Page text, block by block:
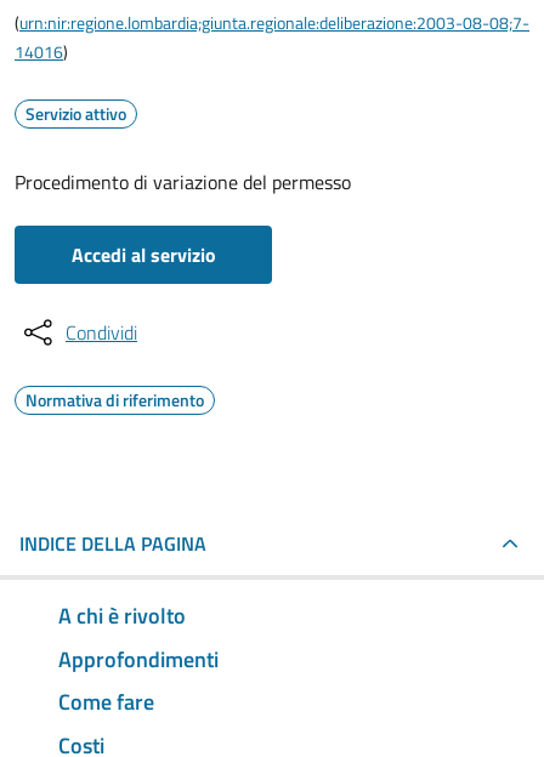
(urn:nir:regione.lombardia;giunta.regionale:deliberazione:2003-08-08;7-
14016)
Servizio attivo
Procedimento di variazione del permesso
Accedi al servizio
Condividi
Normativa di riferimento
INDICE DELLA PAGINA
A chi è rivolto
Approfondimenti
Come fare
Costi